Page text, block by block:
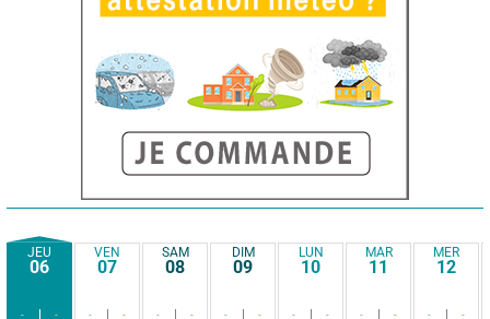
JEU
06
- -
VEN
07
- -
SAM
08
- -
DIM
09
- -
LUN
10
- -
MAR
11
- -
MER
12
- -